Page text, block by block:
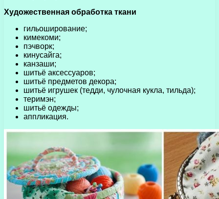
Художественная обработка ткани
гильоширование;
кимекоми;
пэчворк;
кинусайга;
канзаши;
шитьё аксессуаров;
шитьё предметов декора;
шитьё игрушек (тедди, чулочная кукла, тильда);
теримэн;
шитьё одежды;
аппликация.